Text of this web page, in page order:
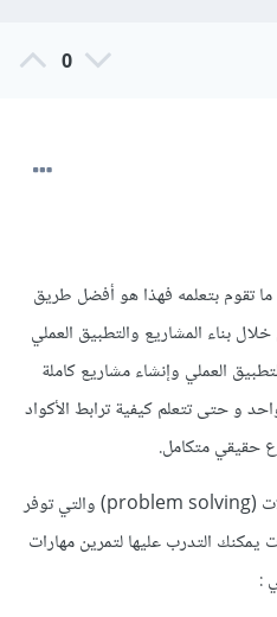
0
تقوم بتعلمه فهذا هو أفضل طريق
بناء المشاريع والتطبيق العملي
العملي وإنشاء مشاريع كاملة
حتى تتعلم كيفية ترابط الأكواد
حقيقي متكامل.
يوجد العديد من مواقع حل المشكلات (problem solving) والتي توفر
التدرب عليها لتمرين مهارات